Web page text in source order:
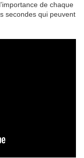
de chaque
secondes qui peuvent